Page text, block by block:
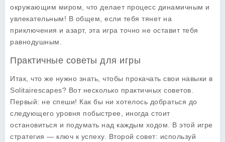
окружающим миром, что делает процесс динамичным и
увлекательным! В общем, если тебя тянет на
приключения и азарт, эта игра точно не оставит тебя
равнодушным.
Практичные советы для игры
Итак, что же нужно знать, чтобы прокачать свои навыки в
Solitairescapes? Вот несколько практичных советов.
Первый: не спеши! Как бы ни хотелось добраться до
следующего уровня побыстрее, иногда стоит
остановиться и подумать над каждым ходом. В этой игре
стратегия — ключ к успеху. Второй совет: используй